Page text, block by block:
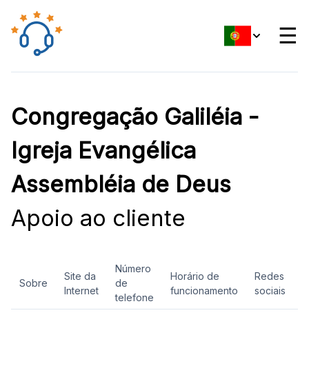
☰
Congregação Galiléia -
Igreja Evangélica
Assembléia de Deus
Apoio ao cliente
Sobre
Site da
Internet
Número
de
telefone
Horário de
funcionamento
Redes
sociais